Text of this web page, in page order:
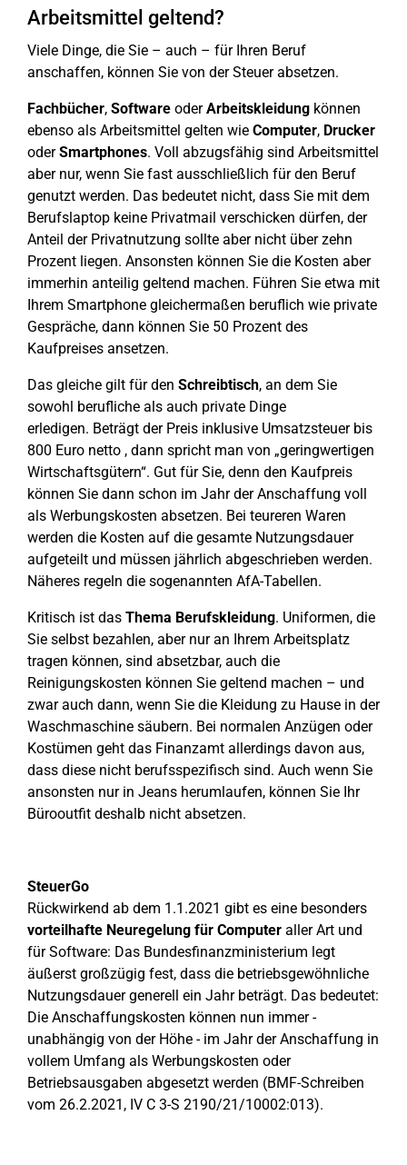
Arbeitsmittel geltend?
Viele Dinge, die Sie – auch – für Ihren Beruf
anschaffen, können Sie von der Steuer absetzen.
Fachbücher, Software oderArbeitskleidung können
ebenso als Arbeitsmittel gelten wie Computer, Drucker
oderSmartphones. Voll abzugsfähig sind Arbeitsmittel
aber nur, wenn Sie fast ausschließlich für den Beruf
genutzt werden. Das bedeutet nicht, dass Sie mit dem
Berufslaptop keine Privatmail verschicken dürfen, der
Anteil der Privatnutzung sollte aber nicht über zehn
Prozent liegen. Ansonsten können Sie die Kosten aber
immerhin anteilig geltend machen. Führen Sie etwa mit
Ihrem Smartphone gleichermaßen beruflich wie private
Gespräche, dann können Sie 50 Prozent des
Kaufpreises ansetzen.
Das gleiche gilt für den Schreibtisch, an dem Sie
sowohl berufliche als auch private Dinge
erledigen. Beträgt der Preis inklusive Umsatzsteuer bis
800 Euro netto , dann spricht man von „geringwertigen
Wirtschaftsgütern“. Gut für Sie, denn den Kaufpreis
können Sie dann schon im Jahr der Anschaffung voll
als Werbungskosten absetzen. Bei teureren Waren
werden die Kosten auf die gesamte Nutzungsdauer
aufgeteilt und müssen jährlich abgeschrieben werden.
Näheres regeln die sogenannten AfA-Tabellen.
Kritisch ist das Thema Berufskleidung. Uniformen, die
Sie selbst bezahlen, aber nur an Ihrem Arbeitsplatz
tragen können, sind absetzbar, auch die
Reinigungskosten können Sie geltend machen – und
zwar auch dann, wenn Sie die Kleidung zu Hause in der
Waschmaschine säubern. Bei normalen Anzügen oder
Kostümen geht das Finanzamt allerdings davon aus,
dass diese nicht berufsspezifisch sind. Auch wenn Sie
ansonsten nur in Jeans herumlaufen, können Sie Ihr
Bürooutfit deshalb nicht absetzen.
SteuerGo
Rückwirkend ab dem 1.1.2021 gibt es eine besonders
vorteilhafte Neuregelung für Computer aller Art und
für Software: Das Bundesfinanzministerium legt
äußerst großzügig fest, dass die betriebsgewöhnliche
Nutzungsdauer generell ein Jahr beträgt. Das bedeutet:
Die Anschaffungskosten können nun immer -
unabhängig von der Höhe - im Jahr der Anschaffung in
vollem Umfang als Werbungskosten oder
Betriebsausgaben abgesetzt werden (BMF-Schreiben
vom 26.2.2021, IV C 3-S 2190/21/10002:013).